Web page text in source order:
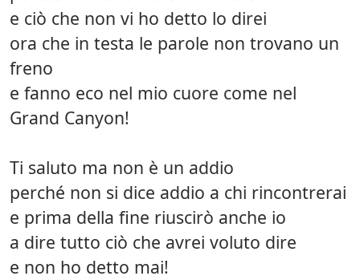
e ciò che non vi ho detto lo direi
ora che in testa le parole non trovano un
freno
e fanno eco nel mio cuore come nel
Grand Canyon!
Ti saluto ma non è un addio
perché non si dice addio a chi rincontrerai
e prima della fine riuscirò anche io
a dire tutto ciò che avrei voluto dire
e non ho detto mai!